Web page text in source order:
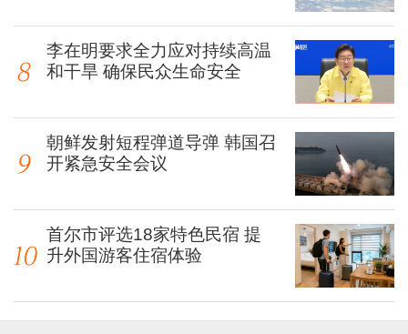
李在明要求全力应对持续高温
和干旱 确保民众生命安全
朝鲜发射短程弹道导弹 韩国召
开紧急安全会议
首尔市评选18家特色民宿 提
升外国游客住宿体验